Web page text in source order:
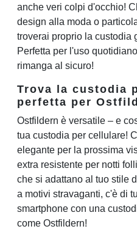
anche veri colpi d'occhio!
design alla moda o
troverai proprio la custodia
Perfetta per l'uso
rimanga al sicuro!
Trova la custodia
perfetta per
Ostfildern è versatile – e
tua custodia per cellulare!
elegante per la prossima
extra resistente per notti
che si adattano al tuo stile
a motivi stravaganti, c'è di
smartphone con una
come Ostfildern!